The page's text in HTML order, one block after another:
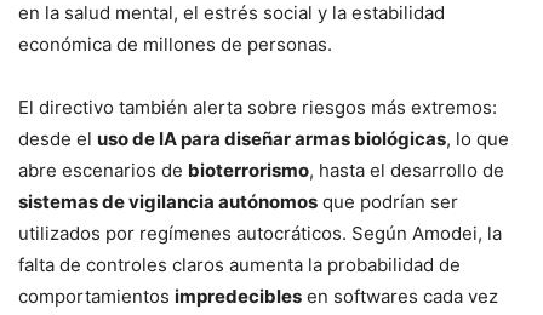
en la salud mental, el estrés social y la estabilidad
económica de millones de personas.
El directivo también alerta sobre riesgos más extremos:
desde el uso de IA para diseñar armas biológicas, lo que
abre escenarios de bioterrorismo, hasta el desarrollo de
sistemas de vigilancia autónomos que podrían ser
utilizados por regímenes autocráticos. Según Amodei, la
falta de controles claros aumenta la probabilidad de
comportamientos impredecibles en softwares cada vez